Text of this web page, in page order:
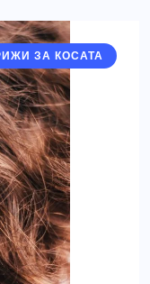
ЗА КОСАТА